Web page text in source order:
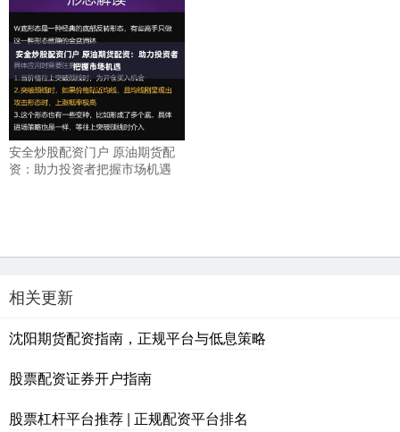
安全炒股配资门户 原油期货配
资：助力投资者把握市场机遇
相关更新
沈阳期货配资指南，正规平台与低息策略
股票配资证券开户指南
股票杠杆平台推荐 | 正规配资平台排名